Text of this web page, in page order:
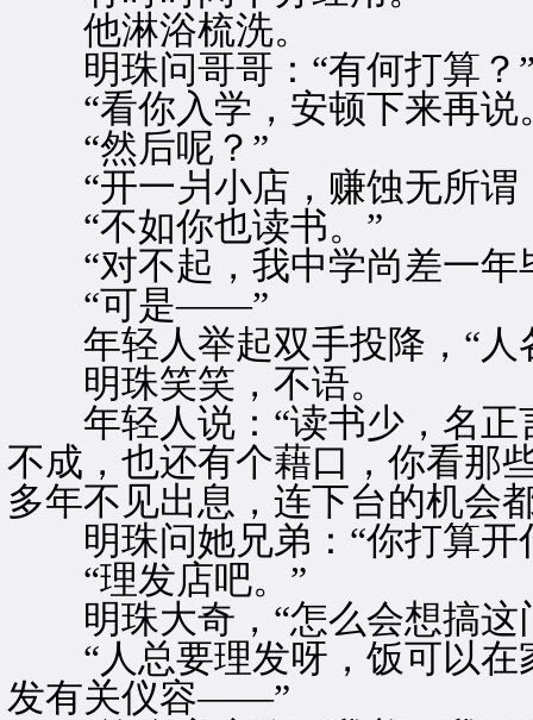
他淋浴梳洗。
明珠问哥哥：“有何打算？
“看你入学，安顿下来再说
“然后呢？”
“开一爿小店，赚蚀无所谓
“不如你也读书。”
“对不起，我中学尚差一年
“可是——”
年轻人举起双手投降，“人
明珠笑笑，不语。
年轻人说：“读书少，名正
不成，也还有个藉口，你看那
多年不见出息，连下台的机会
明珠问她兄弟：“你打算开
“理发店吧。”
明珠大奇，“怎么会想搞这
“人总要理发呀，饭可以在
发有关仪容——”